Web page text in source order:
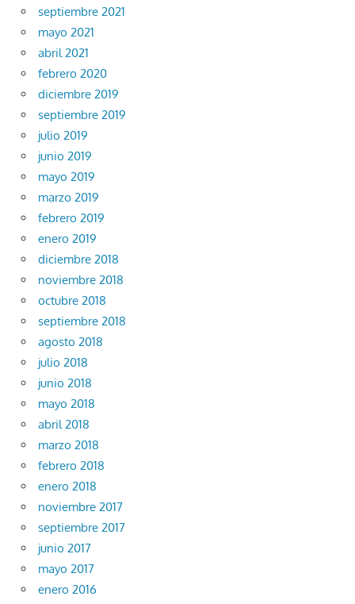
septiembre 2021
mayo 2021
abril 2021
febrero 2020
diciembre 2019
septiembre 2019
julio 2019
junio 2019
mayo 2019
marzo 2019
febrero 2019
enero 2019
diciembre 2018
noviembre 2018
octubre 2018
septiembre 2018
agosto 2018
julio 2018
junio 2018
mayo 2018
abril 2018
marzo 2018
febrero 2018
enero 2018
noviembre 2017
septiembre 2017
junio 2017
mayo 2017
enero 2016